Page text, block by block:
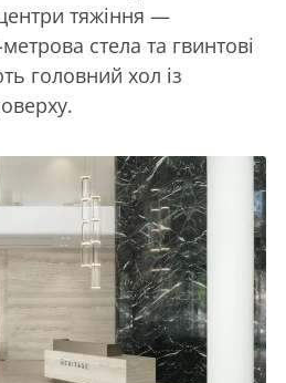
тяжіння —
стела та гвинтові
головний хол із